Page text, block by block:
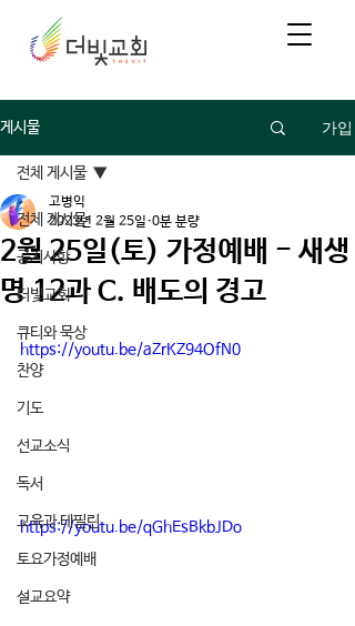
게시물 가입
전체 게시물
공지사항
더빛교회
큐티와 묵상
찬양
기도
선교소식
독서
교육과 테필린
토요가정예배
설교요약
전체 게시물
2월 25일(토) 가정예배 - 새생
명 12과 C. 배도의 경고
고병익
2023년 2월 25일 0분 분량
https://youtu.be/aZrKZ94OfN0
https://youtu.be/qGhEsBkbJDo